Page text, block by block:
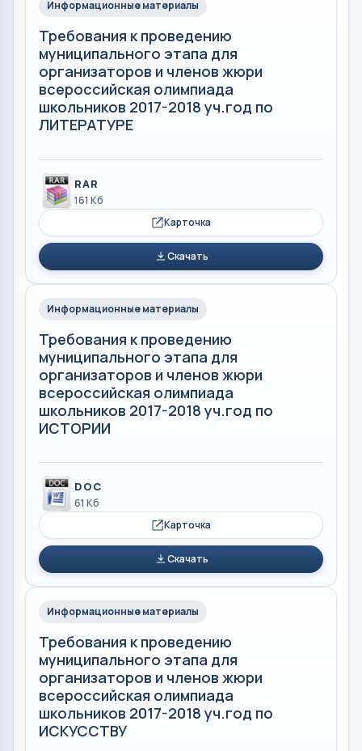
Информационные материалы
Требования к проведению
муниципального этапа для
организаторов и членов жюри
всероссийская олимпиада
школьников 2017-2018 уч.год по
ЛИТЕРАТУРЕ
RAR
161 Кб
Карточка
Скачать
Информационные материалы
Требования к проведению
муниципального этапа для
организаторов и членов жюри
всероссийская олимпиада
школьников 2017-2018 уч.год по
ИСТОРИИ
DOC
61 Кб
Карточка
Скачать
Информационные материалы
Требования к проведению
муниципального этапа для
организаторов и членов жюри
всероссийская олимпиада
школьников 2017-2018 уч.год по
ИСКУССТВУ